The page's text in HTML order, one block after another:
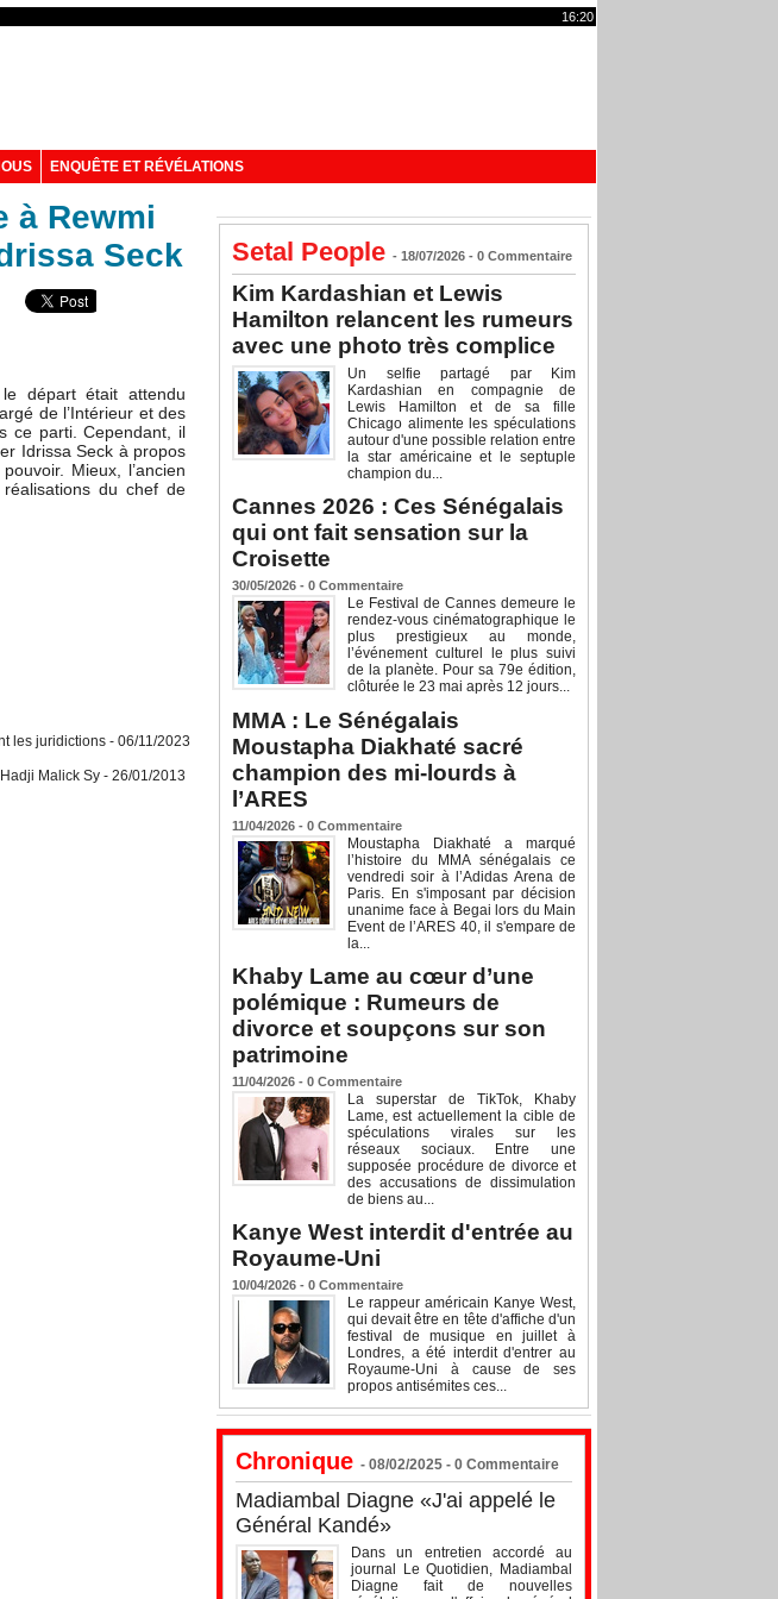
16:20
ENQUÊTE ET RÉVÉLATIONS
à Rewmi
Seck
départ était attendu
de l’Intérieur et des
ce parti. Cependant, il
Idrissa Seck à propos
Mieux, l’ancien
du chef de
les juridictions - 06/11/2023
Malick Sy - 26/01/2013
Setal People - 18/07/2026 - 0 Commentaire
Kim Kardashian et Lewis
Hamilton relancent les rumeurs
avec une photo très complice
Un selfie partagé par Kim
Kardashian en compagnie de
Lewis Hamilton et de sa fille
Chicago alimente les spéculations
autour d'une possible relation entre
la star américaine et le septuple
champion du...
Cannes 2026 : Ces Sénégalais
qui ont fait sensation sur la
Croisette
30/05/2026 - 0 Commentaire
Le Festival de Cannes demeure le
rendez-vous cinématographique le
plus prestigieux au monde,
l’événement culturel le plus suivi
de la planète. Pour sa 79e édition,
clôturée le 23 mai après 12 jours...
MMA : Le Sénégalais
Moustapha Diakhaté sacré
champion des mi-lourds à
l’ARES
11/04/2026 - 0 Commentaire
Moustapha Diakhaté a marqué
l’histoire du MMA sénégalais ce
vendredi soir à l’Adidas Arena de
Paris. En s'imposant par décision
unanime face à Begai lors du Main
Event de l’ARES 40, il s'empare de
la...
Khaby Lame au cœur d’une
polémique : Rumeurs de
divorce et soupçons sur son
patrimoine
11/04/2026 - 0 Commentaire
La superstar de TikTok, Khaby
Lame, est actuellement la cible de
spéculations virales sur les
réseaux sociaux. Entre une
supposée procédure de divorce et
des accusations de dissimulation
de biens au...
Kanye West interdit d'entrée au
Royaume-Uni
10/04/2026 - 0 Commentaire
Le rappeur américain Kanye West,
qui devait être en tête d'affiche d'un
festival de musique en juillet à
Londres, a été interdit d'entrer au
Royaume-Uni à cause de ses
propos antisémites ces...
Chronique - 08/02/2025 - 0 Commentaire
Madiambal Diagne «J'ai appelé le
Général Kandé»
Dans un entretien accordé au
journal Le Quotidien, Madiambal
Diagne fait de nouvelles